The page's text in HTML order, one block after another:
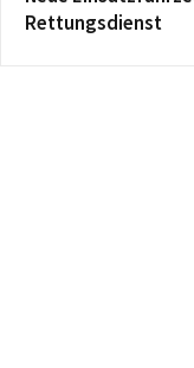
Rettungsdienst